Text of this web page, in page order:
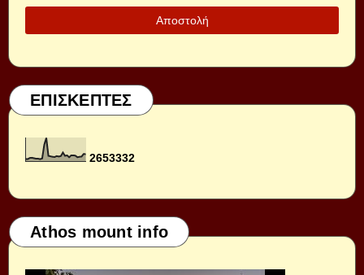
ΕΠΙΣΚΕΠΤΕΣ
2653332
Athos mount info